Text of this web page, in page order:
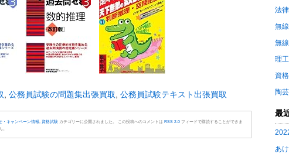
公務員試験の問題集出張買取 公務員試験テキスト出張買取
・キャンペーン情報 資格試験 カテゴリーに公開されました。 この投稿へのコメントは RSS 2.0 フィードで購読することができま
。
法
無
無
理
資
陶
最
あ